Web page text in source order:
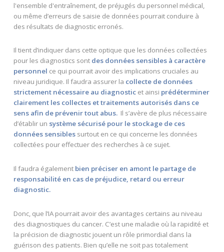
l'ensemble d'entraînement, de préjugés du personnel médical,
ou même d’erreurs de saisie de données pourrait conduire à
des résultats de diagnostic erronés.
Il tient d’indiquer dans cette optique que les données collectées
pour les diagnostics sont des données sensibles à caractère
personnel ce qui pourrait avoir des implications cruciales au
niveau juridique. Il faudra assurer la collecte de données
strictement nécessaire au diagnosticet ainsi prédéterminer
clairement les collectes et traitements autorisés dans ce
sens afin de prévenir tout abus.Il s’avère de plus nécessaire
d’établir un système sécurisé pour le stockage de ces
données sensiblessurtout en ce qui concerne les données
collectées pour effectuer des recherches à ce sujet.
Il faudra également bien préciser en amont le partage de
responsabilité en cas de préjudice, retard ou erreur
diagnostic.
Donc, que l’IA pourrait avoir des avantages certains au niveau
des diagnostiques du cancer. C’est une maladie où la rapidité et
la précision de diagnostic jouent un rôle primordial dans la
guérison des patients. Bien qu’elle ne soit pas totalement